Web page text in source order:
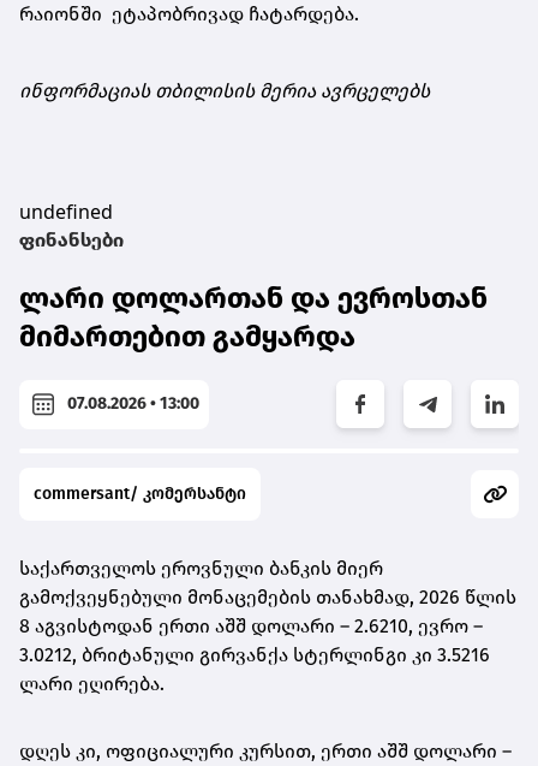
რაიონში ეტაპობრივად ჩატარდება.
ინფორმაციას თბილისის მერია ავრცელებს
undefined
ფინანსები
ლარი დოლართან და ევროსთან
მიმართებით გამყარდა
07.08.2026 • 13:00
commersant/ კომერსანტი
საქართველოს ეროვნული ბანკის მიერ
გამოქვეყნებული მონაცემების თანახმად, 2026 წლის
8 აგვისტოდან ერთი აშშ დოლარი – 2.6210, ევრო –
3.0212, ბრიტანული გირვანქა სტერლინგი კი 3.5216
ლარი ეღირება.
დღეს კი, ოფიციალური კურსით, ერთი აშშ დოლარი –